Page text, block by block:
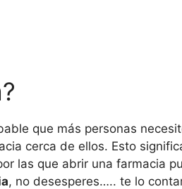
que más personas
cerca de ellos. Esto
las que abrir una farmacia
, no desesperes….. te lo